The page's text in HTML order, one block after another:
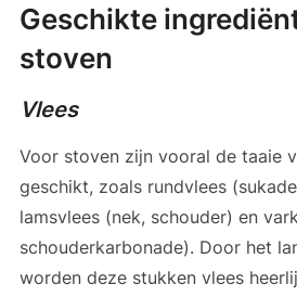
Geschikte
stoven
Vlees
Voor stoven zijn vooral de taaie
geschikt, zoals rundvlees
lamsvlees (nek, schouder) en
schouderkarbonade). Door het
worden deze stukken vlees